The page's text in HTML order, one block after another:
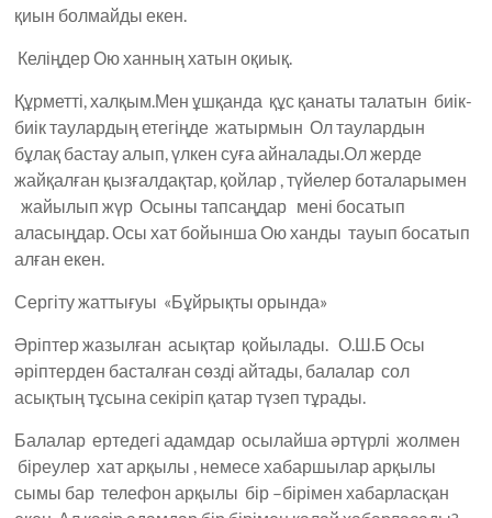
қиын болмайды екен.
Келіңдер Ою ханның хатын оқиық.
Құрметті, халқым.Мен ұшқанда құс қанаты талатын биік-
биік таулардың етегіңде жатырмын Ол таулардын
бұлақ бастау алып, үлкен суға айналады.Ол жерде
жайқалған қызғалдақтар, қойлар , түйелер боталарымен
жайылып жүр Осыны тапсаңдар мені босатып
аласыңдар. Осы хат бойынша Ою ханды тауып босатып
алған екен.
Сергіту жаттығуы «Бұйрықты орында»
Әріптер жазылған асықтар қойылады. О.Ш.Б Осы
әріптерден басталған сөзді айтады, балалар сол
асықтың тұсына секіріп қатар түзеп тұрады.
Балалар ертедегі адамдар осылайша әртүрлі жолмен
біреулер хат арқылы , немесе хабаршылар арқылы
сымы бар телефон арқылы бір –бірімен хабарласқан